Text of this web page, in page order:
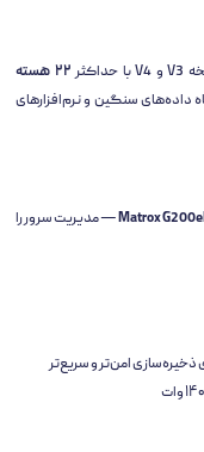
۲۲ هسته
داده‌های سنگین و نرم‌افزارهای
Matrox— مدیریت سرور را
ذخیره‌سازی امن‌تر و سریع‌تر